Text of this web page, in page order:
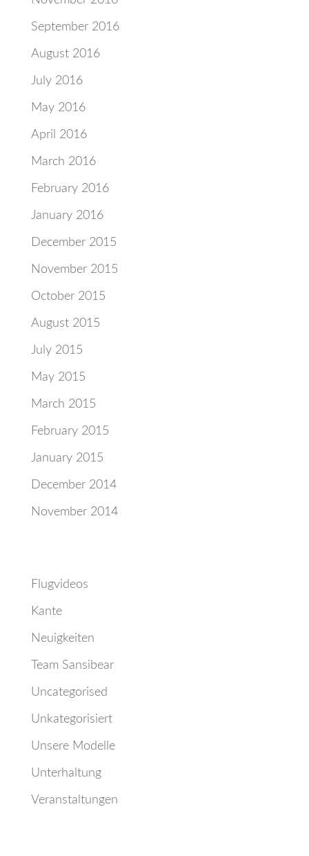
September 2016
August 2016
July 2016
May 2016
April 2016
March 2016
February 2016
January 2016
December 2015
November 2015
October 2015
August 2015
July 2015
May 2015
March 2015
February 2015
January 2015
December 2014
November 2014
Flugvideos
Kante
Neuigkeiten
Team Sansibear
Uncategorised
Unkategorisiert
Unsere Modelle
Unterhaltung
Veranstaltungen